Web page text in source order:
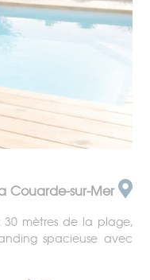
Couarde-sur-Mer
mètres de la plage,
spacieuse avec